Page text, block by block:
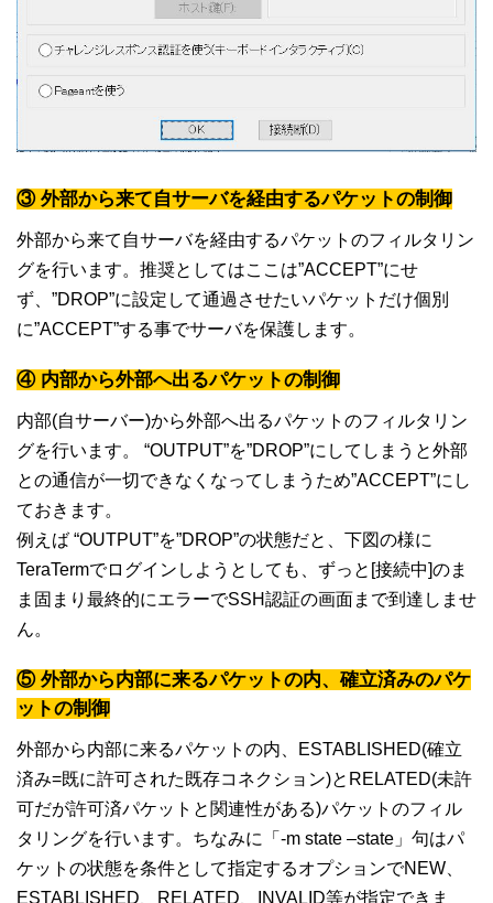
③ 外部から来て自サーバを経由するパケットの制御
外部から来て自サーバを経由するパケットのフィルタリン
グを行います。推奨としてはここは”ACCEPT”にせ
ず、”DROP”に設定して通過させたいパケットだけ個別
に”ACCEPT”する事でサーバを保護します。
④ 内部から外部へ出るパケットの制御
内部(自サーバー)から外部へ出るパケットのフィルタリン
グを行います。 “OUTPUT”を”DROP”にしてしまうと外部
との通信が一切できなくなってしまうため”ACCEPT”にし
ておきます。
例えば “OUTPUT”を”DROP”の状態だと、下図の様に
TeraTermでログインしようとしても、ずっと[接続中]のま
ま固まり最終的にエラーでSSH認証の画面まで到達しませ
ん。
⑤ 外部から内部に来るパケットの内、確立済みのパケ
ットの制御
外部から内部に来るパケットの内、ESTABLISHED(確立
済み=既に許可された既存コネクション)とRELATED(未許
可だが許可済パケットと関連性がある)パケットのフィル
タリングを行います。ちなみに「-m state –state」句はパ
ケットの状態を条件として指定するオプションでNEW、
ESTABLISHED、RELATED、INVALID等が指定できま